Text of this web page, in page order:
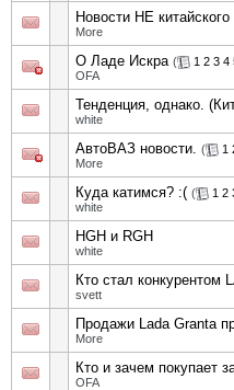
Новости НЕ
More
О Ладе Искра ( 1 2 3 4
OFA
Тенденция, однако.
white
АвтоВАЗ новости. ( 1
More
Куда катимся? :( ( 1 2
white
HGH и RGH
white
Кто стал конкурентом
svett
Продажи Lada Granta
More
Кто и зачем покупает
OFA